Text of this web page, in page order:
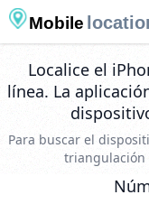
Mobile
Localice el
línea. La
Para buscar el
triangulación